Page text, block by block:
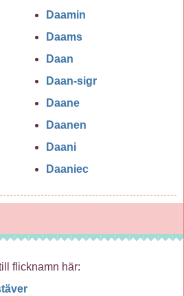
Daamin
Daams
Daan
Daan-sigr
Daane
Daanen
Daani
Daaniec
flicknamn här: